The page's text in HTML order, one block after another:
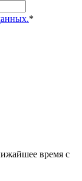
*
время с